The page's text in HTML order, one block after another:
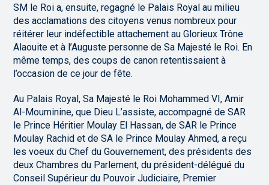
SM le Roi a, ensuite, regagné le Palais Royal au milieu
des acclamations des citoyens venus nombreux pour
réitérer leur indéfectible attachement au Glorieux Trône
Alaouite et à l’Auguste personne de Sa Majesté le Roi. En
même temps, des coups de canon retentissaient à
l’occasion de ce jour de fête.
Au Palais Royal, Sa Majesté le Roi Mohammed VI, Amir
Al-Mouminine, que Dieu L’assiste, accompagné de SAR
le Prince Héritier Moulay El Hassan, de SAR le Prince
Moulay Rachid et de SA le Prince Moulay Ahmed, a reçu
les voeux du Chef du Gouvernement, des présidents des
deux Chambres du Parlement, du président-délégué du
Conseil Supérieur du Pouvoir Judiciaire, Premier